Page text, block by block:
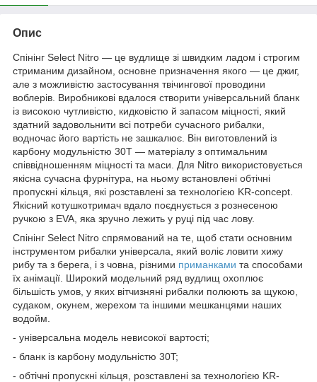
Опис
Спінінг Select Nitro — це вудлище зі швидким ладом і строгим
стриманим дизайном, основне призначення якого — це джиг,
але з можливістю застосування твічингової проводини
воблерів. Виробникові вдалося створити універсальний бланк
із високою чутливістю, кидковістю й запасом міцності, який
здатний задовольнити всі потреби сучасного рибалки,
водночас його вартість не зашкалює. Він виготовлений із
карбону модульністю 30T — матеріалу з оптимальним
співвідношенням міцності та маси. Для Nitro використовується
якісна сучасна фурнітура, на ньому встановлені обтічні
пропускні кільця, які розставлені за технологією KR-concept.
Якісний котушкотримач вдало поєднується з рознесеною
ручкою з EVA, яка зручно лежить у руці під час лову.
Спінінг Select Nitro спрямований на те, щоб стати основним
інструментом рибалки універсала, який воліє ловити хижу
рибу та з берега, і з човна, різними приманками та способами
їх анімації. Широкий модельний ряд вудлищ охоплює
більшість умов, у яких вітчизняні рибалки полюють за щукою,
судаком, окунем, жерехом та іншими мешканцями наших
водойм.
- універсальна модель невисокої вартості;
- бланк із карбону модульністю 30T;
- обтічні пропускні кільця, розставлені за технологією KR-